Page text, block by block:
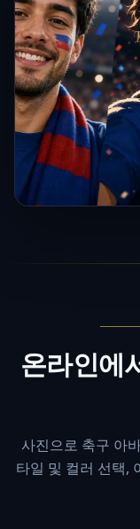
온라인에
사진으로 축구 아
타일 및 컬러 선택,